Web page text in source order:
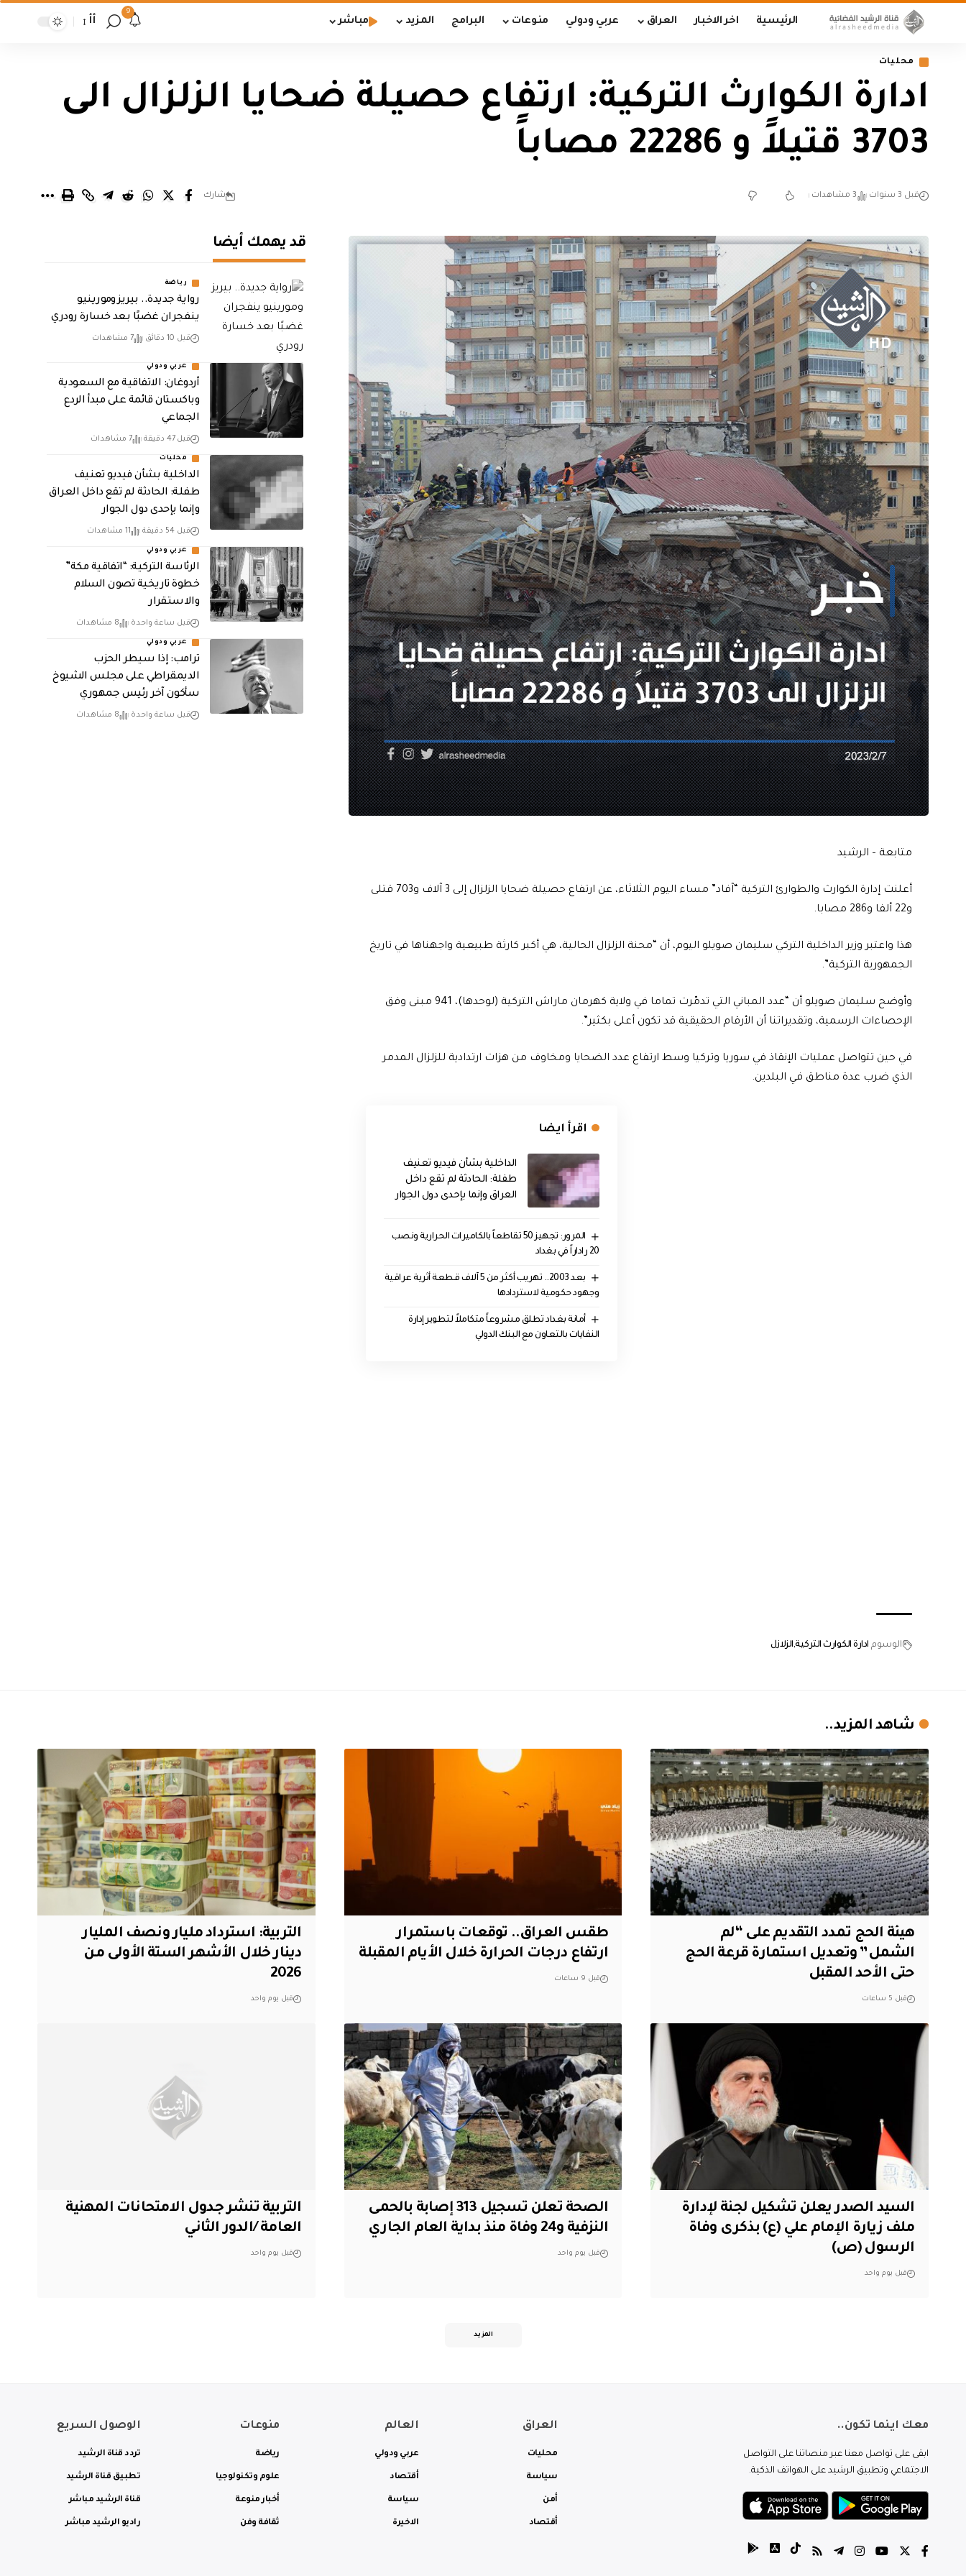
الرئيسية اخر الاخبار العراق عربي ودولي منوعات البرامج المزيد مباشر
9
أأ
محليات
ادارة الكوارث التركية: ارتفاع حصيلة ضحايا الزلزال الى
3703 قتيلاً و 22286 مصاباً
قبل 3 سنوات 3 مشاهدات شارك
متابعة – الرشيد
أعلنت إدارة الكوارث والطوارئ التركية “آفاد” مساء اليوم الثلاثاء، عن ارتفاع حصيلة ضحايا الزلزال إلى 3 آلاف و703 قتلى
و22 ألفا و286 مصابا.
هذا واعتبر وزير الداخلية التركي سليمان صويلو اليوم، أن “محنة الزلزال الحالية، هي أكبر كارثة طبيعية واجهناها في تاريخ
الجمهورية التركية”.
وأوضح سليمان صويلو أن “عدد المباني التي تدمّرت تماما في ولاية كهرمان ماراش التركية (لوحدها)، 941 مبنى وفق
الإحصاءات الرسمية، وتقديراتنا أن الأرقام الحقيقية قد تكون أعلى بكثير”.
في حين تتواصل عمليات الإنقاذ في سوريا وتركيا وسط ارتفاع عدد الضحايا ومخاوف من هزات ارتدادية للزلزال المدمر
الذي ضرب عدة مناطق في البلدين.
اقرأ ايضا
الداخلية بشأن فيديو تعنيف
طفلة: الحادثة لم تقع داخل
العراق وإنما بإحدى دول الجوار
المرور: تجهيز 50 تقاطعاً بالكاميرات الحرارية ونصب
20 راداراً في بغداد
بعد 2003.. تهريب أكثر من 5 آلاف قطعة أثرية عراقية
وجهود حكومية لاستردادها
أمانة بغداد تطلق مشروعاً متكاملاً لتطوير إدارة
النفايات بالتعاون مع البنك الدولي
الوسوم ادارة الكوارث التركية الزلازل
قد يهمك أيضا
رياضة
رواية جديدة.. بيريز ومورينيو
ينفجران غضبًا بعد خسارة رودري
قبل 10 دقائق 7 مشاهدات
عربي ودولي
أردوغان: الاتفاقية مع السعودية
وباكستان قائمة على مبدأ الردع
الجماعي
قبل 47 دقيقة 7 مشاهدات
محليات
الداخلية بشأن فيديو تعنيف
طفلة: الحادثة لم تقع داخل العراق
وإنما بإحدى دول الجوار
قبل 54 دقيقة 11 مشاهدات
عربي ودولي
الرئاسة التركية: “اتفاقية مكة”
خطوة تاريخية تصون السلام
والاستقرار
قبل ساعة واحدة 8 مشاهدات
عربي ودولي
ترامب: إذا سيطر الحزب
الديمقراطي على مجلس الشيوخ
سأكون آخر رئيس جمهوري
قبل ساعة واحدة 8 مشاهدات
شاهد المزيد..
هيئة الحج تمدد التقديم على “لم
الشمل” وتعديل استمارة قرعة الحج
حتى الأحد المقبل
قبل 5 ساعات
طقس العراق.. توقعات باستمرار
ارتفاع درجات الحرارة خلال الأيام المقبلة
قبل 9 ساعات
التربية: استرداد مليار ونصف المليار
دينار خلال الأشهر الستة الأولى من
2026
قبل يوم واحد
السيد الصدر يعلن تشكيل لجنة لإدارة
ملف زيارة الإمام علي (ع) بذكرى وفاة
الرسول (ص)
قبل يوم واحد
الصحة تعلن تسجيل 313 إصابة بالحمى
النزفية و24 وفاة منذ بداية العام الجاري
قبل يوم واحد
التربية تنشر جدول الامتحانات المهنية
العامة /الدور الثاني
قبل يوم واحد
المزيد
معك اينما تكون..
ابقى على تواصل معنا عبر منصاتنا على التواصل
الاجتماعي وتطبيق الرشيد على الهواتف الذكية.
العراق
محليات
سياسة
أمن
أقتصاد
العالم
عربي ودولي
أقتصاد
سياسة
الاخيرة
منوعات
رياضة
علوم وتكنولوجيا
أخبار منوعة
ثقافة وفن
الوصول السريع
تردد قناة الرشيد
تطبيق قناة الرشيد
قناة الرشيد مباشر
راديو الرشيد مباشر